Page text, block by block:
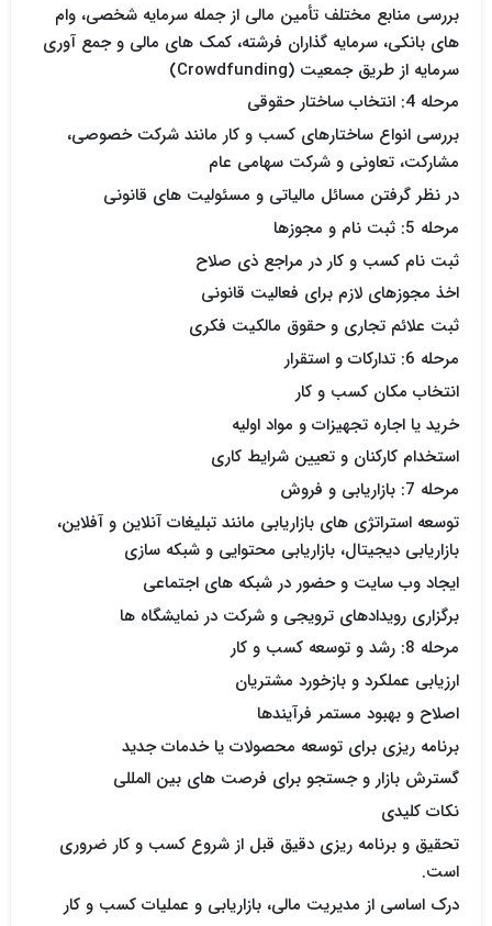
بررسی منابع مختلف تأمین مالی از جمله سرمایه شخصی، وام
های بانکی، سرمایه گذاران فرشته، کمک های مالی و جمع آوری
سرمایه از طریق جمعیت (Crowdfunding)
مرحله 4: انتخاب ساختار حقوقی
بررسی انواع ساختارهای کسب و کار مانند شرکت خصوصی،
مشارکت، تعاونی و شرکت سهامی عام
در نظر گرفتن مسائل مالیاتی و مسئولیت های قانونی
مرحله 5: ثبت نام و مجوزها
ثبت نام کسب و کار در مراجع ذی صلاح
اخذ مجوزهای لازم برای فعالیت قانونی
ثبت علائم تجاری و حقوق مالکیت فکری
مرحله 6: تدارکات و استقرار
انتخاب مکان کسب و کار
خرید یا اجاره تجهیزات و مواد اولیه
استخدام کارکنان و تعیین شرایط کاری
مرحله 7: بازاریابی و فروش
توسعه استراتژی های بازاریابی مانند تبلیغات آنلاین و آفلاین،
بازاریابی دیجیتال، بازاریابی محتوایی و شبکه سازی
ایجاد وب سایت و حضور در شبکه های اجتماعی
برگزاری رویدادهای ترویجی و شرکت در نمایشگاه ها
مرحله 8: رشد و توسعه کسب و کار
ارزیابی عملکرد و بازخورد مشتریان
اصلاح و بهبود مستمر فرآیندها
برنامه ریزی برای توسعه محصولات یا خدمات جدید
گسترش بازار و جستجو برای فرصت های بین المللی
نکات کلیدی
تحقیق و برنامه ریزی دقیق قبل از شروع کسب و کار ضروری
است.
درک اساسی از مدیریت مالی، بازاریابی و عملیات کسب و کار